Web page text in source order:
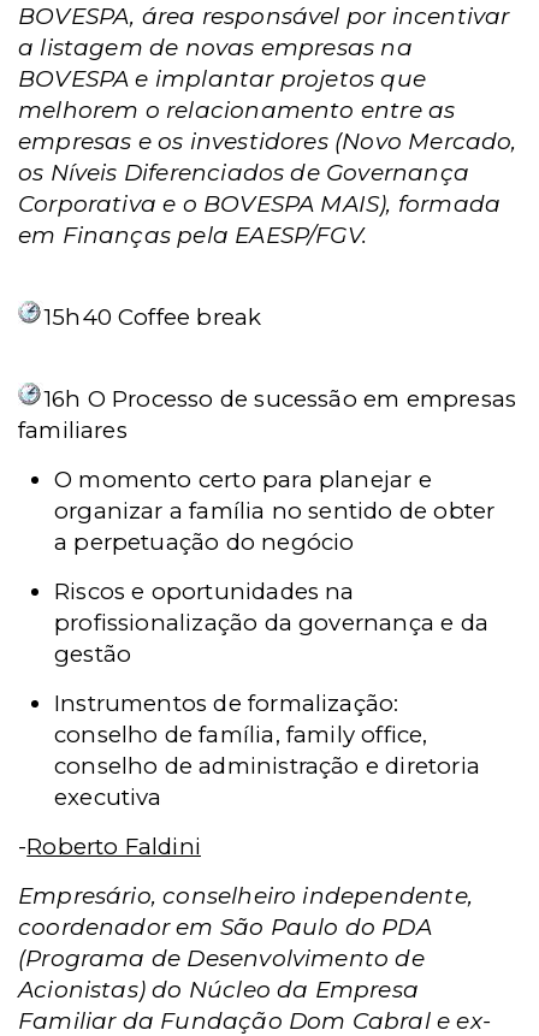
BOVESPA, área responsável por incentivar
a listagem de novas empresas na
BOVESPA e implantar projetos que
melhorem o relacionamento entre as
empresas e os investidores (Novo Mercado,
os Níveis Diferenciados de Governança
Corporativa e o BOVESPA MAIS), formada
em Finanças pela EAESP/FGV.
15h40 Coffee break
16h O Processo de sucessão em empresas
familiares
O momento certo para planejar e
organizar a família no sentido de obter
a perpetuação do negócio
Riscos e oportunidades na
profissionalização da governança e da
gestão
Instrumentos de formalização:
conselho de família, family office,
conselho de administração e diretoria
executiva
-Roberto Faldini
Empresário, conselheiro independente,
coordenadorem São Paulo do PDA
(Programa de Desenvolvimento de
Acionistas) do Núcleo da Empresa
Familiar da Fundação Dom Cabral e ex-